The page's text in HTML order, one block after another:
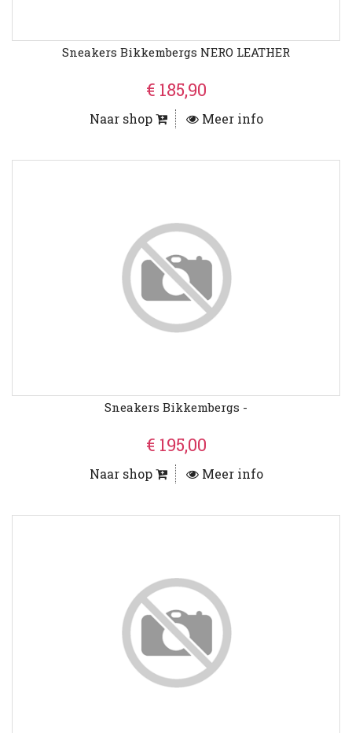
Sneakers Bikkembergs NERO LEATHER
€ 185,90
Naar shop Meer info
Sneakers Bikkembergs -
€ 195,00
Naar shop Meer info